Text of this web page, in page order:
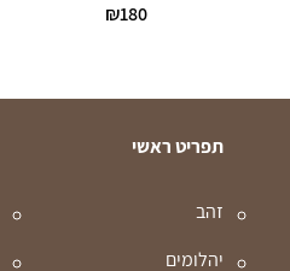
180
₪
תפריט ראשי
זהב
יהלומים